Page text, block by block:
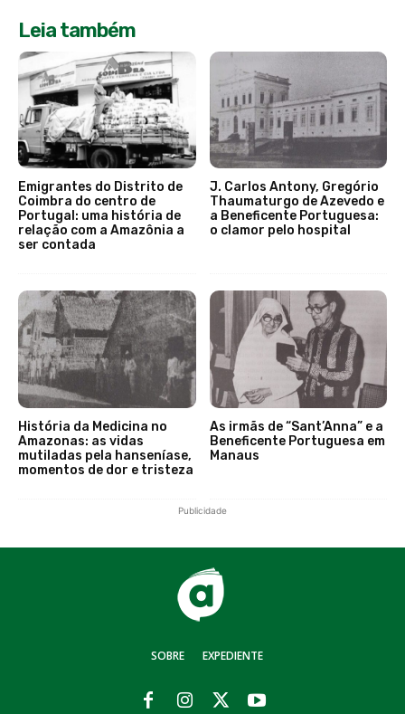
Leia também
Emigrantes do Distrito de
Coimbra do centro de
Portugal: uma história de
relação com a Amazônia a
ser contada
J. Carlos Antony, Gregório
Thaumaturgo de Azevedo e
a Beneficente Portuguesa:
o clamor pelo hospital
História da Medicina no
Amazonas: as vidas
mutiladas pela hanseníase,
momentos de dor e tristeza
As irmãs de “Sant’Anna” e a
Beneficente Portuguesa em
Manaus
Publicidade
SOBRE EXPEDIENTE